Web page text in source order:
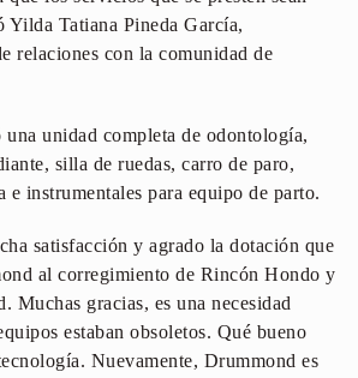
Yilda Tatiana Pineda García,
relaciones con la comunidad de
unidad completa de odontología,
silla de ruedas, carro de paro,
instrumentales para equipo de parto.
satisfacción y agrado la dotación que
al corregimiento de Rincón Hondo y
Muchas gracias, es una necesidad
estaban obsoletos. Qué bueno
Nuevamente, Drummond es